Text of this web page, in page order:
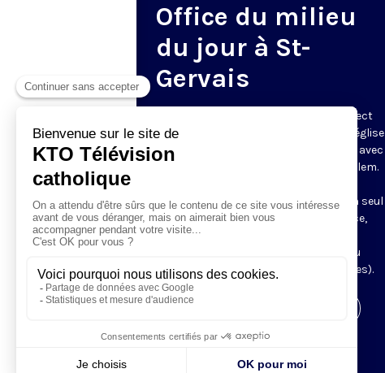
Office du milieu
du jour à St-
Gervais
Du mardi au samedi, KTO diffuse en direct
l’office du milieu du jour, en direct de l’église
Saint-Gervais-Saint-Protais (Paris 4e), avec
les Fraternités Monastiques de Jérusalem.
particulier, «au milieu du jour» et en un seul
office, les heures monastiques de Tierce,
Sexte et None. Il permet à l’Église de
retrouver son Seigneur entre l’office du
matin (Laudes) et l’office du soir (Vêpres).